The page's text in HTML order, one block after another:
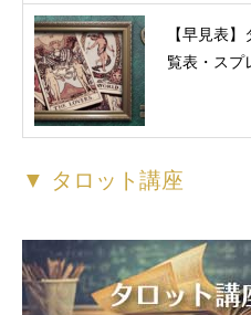
【早見表
覧表・スプ
▼ タロット講座